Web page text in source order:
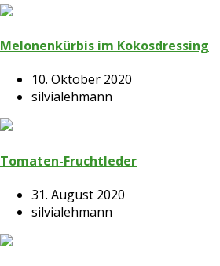
Melonenkürbis im Kokosdressing
10. Oktober 2020
silvialehmann
Tomaten-Fruchtleder
31. August 2020
silvialehmann